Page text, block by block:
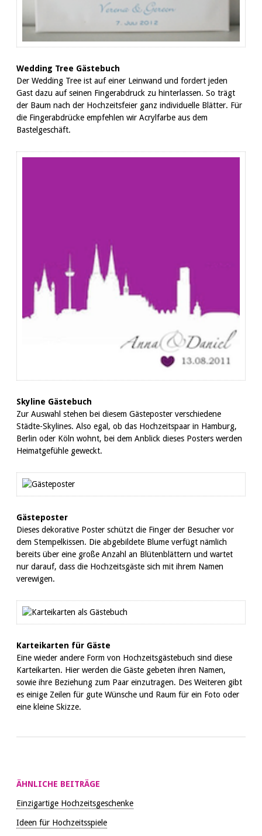
Wedding Tree Gästebuch
Der Wedding Tree ist auf einer Leinwand und fordert jeden
Gast dazu auf seinen Fingerabdruck zu hinterlassen. So trägt
der Baum nach der Hochzeitsfeier ganz individuelle Blätter. Für
die Fingerabdrücke empfehlen wir Acrylfarbe aus dem
Bastelgeschäft.
Skyline Gästebuch
Zur Auswahl stehen bei diesem Gästeposter verschiedene
Städte-Skylines. Also egal, ob das Hochzeitspaar in Hamburg,
Berlin oder Köln wohnt, bei dem Anblick dieses Posters werden
Heimatgefühle geweckt.
Gästeposter
Dieses dekorative Poster schützt die Finger der Besucher vor
dem Stempelkissen. Die abgebildete Blume verfügt nämlich
bereits über eine große Anzahl an Blütenblättern und wartet
nur darauf, dass die Hochzeitsgäste sich mit ihrem Namen
verewigen.
Karteikarten für Gäste
Eine wieder andere Form von Hochzeitsgästebuch sind diese
Karteikarten. Hier werden die Gäste gebeten ihren Namen,
sowie ihre Beziehung zum Paar einzutragen. Des Weiteren gibt
es einige Zeilen für gute Wünsche und Raum für ein Foto oder
eine kleine Skizze.
ÄHNLICHE BEITRÄGE
Einzigartige Hochzeitsgeschenke
Ideen für Hochzeitsspiele